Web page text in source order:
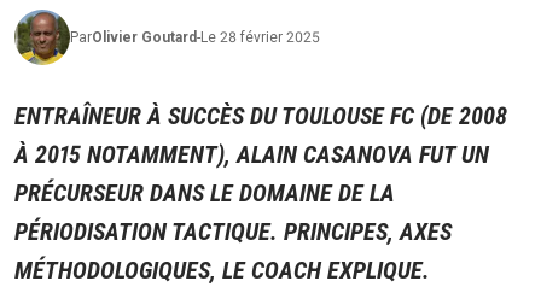
ParOlivier Goutard-Le 28 février 2025
ENTRAÎNEUR À SUCCÈS DU TOULOUSE FC (DE 2008
À 2015 NOTAMMENT), ALAIN CASANOVA FUT UN
PRÉCURSEUR DANS LE DOMAINE DE LA
PÉRIODISATION TACTIQUE. PRINCIPES, AXES
MÉTHODOLOGIQUES, LE COACH EXPLIQUE.